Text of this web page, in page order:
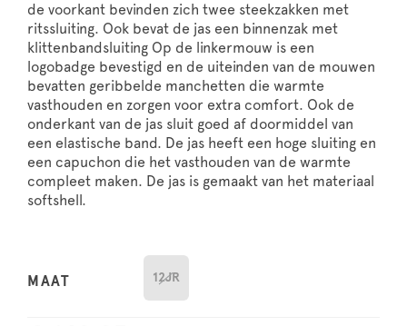
de voorkant bevinden zich twee steekzakken met
ritssluiting. Ook bevat de jas een binnenzak met
klittenbandsluiting Op de linkermouw is een
logobadge bevestigd en de uiteinden van de mouwen
bevatten geribbelde manchetten die warmte
vasthouden en zorgen voor extra comfort. Ook de
onderkant van de jas sluit goed af doormiddel van
een elastische band. De jas heeft een hoge sluiting en
een capuchon die het vasthouden van de warmte
compleet maken. De jas is gemaakt van het materiaal
softshell.
MAAT 12JR